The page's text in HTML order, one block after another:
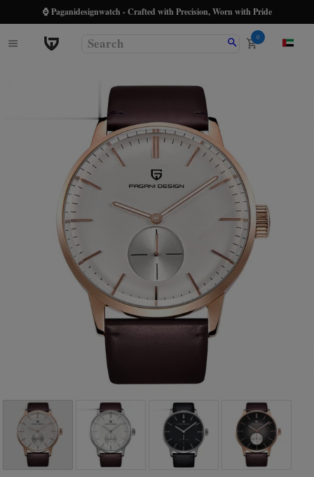
⌚ Paganidesignwatch - Crafted with Precision, Worn with Pride
0